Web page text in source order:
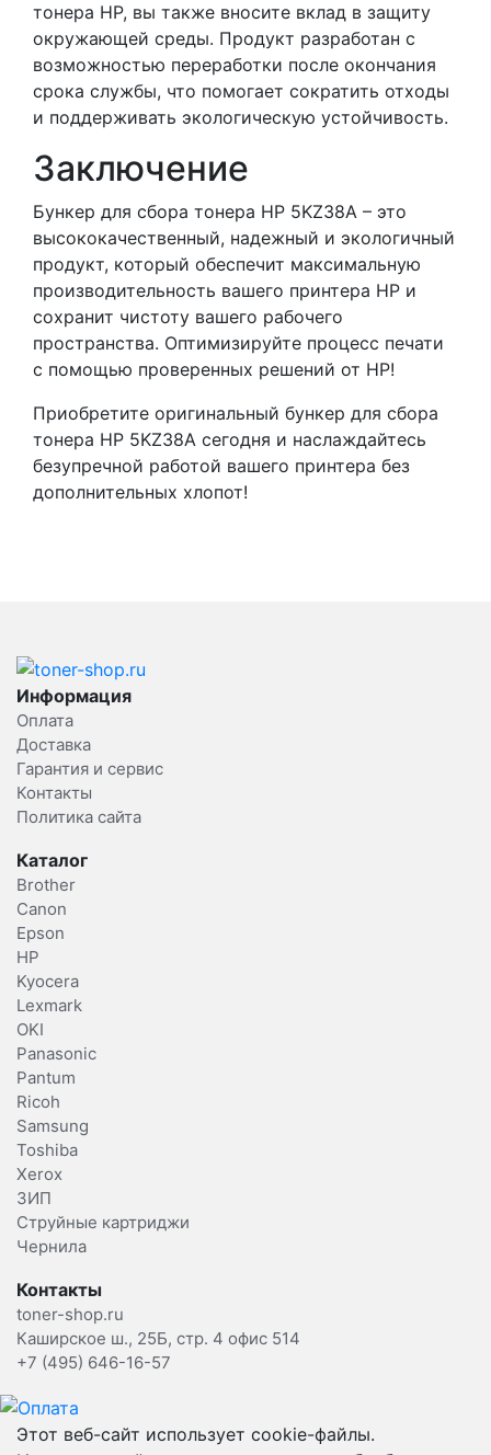
тонера HP, вы также вносите вклад в защиту
окружающей среды. Продукт разработан с
возможностью переработки после окончания
срока службы, что помогает сократить отходы
и поддерживать экологическую устойчивость.
Заключение
Бункер для сбора тонера HP 5KZ38A – это
высококачественный, надежный и экологичный
продукт, который обеспечит максимальную
производительность вашего принтера HP и
сохранит чистоту вашего рабочего
пространства. Оптимизируйте процесс печати
с помощью проверенных решений от HP!
Приобретите оригинальный бункер для сбора
тонера HP 5KZ38A сегодня и наслаждайтесь
безупречной работой вашего принтера без
дополнительных хлопот!
Информация
Оплата
Доставка
Гарантия и сервис
Контакты
Политика сайта
Каталог
Brother
Canon
Epson
HP
Kyocera
Lexmark
OKI
Panasonic
Pantum
Ricoh
Samsung
Toshiba
Xerox
ЗИП
Струйные картриджи
Чернила
Контакты
toner-shop.ru
Каширское ш., 25Б, стр. 4 офис 514
+7 (495) 646-16-57
Этот веб-сайт использует cookie-файлы.